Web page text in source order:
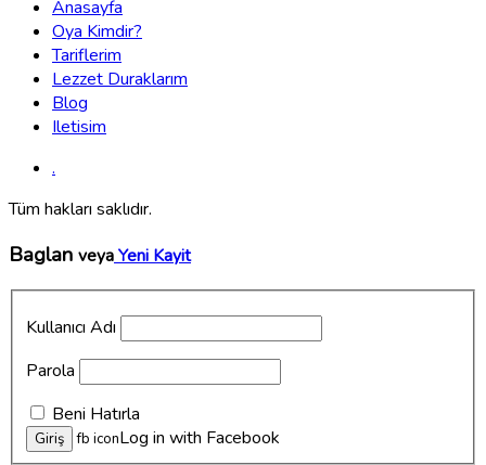
Anasayfa
Oya Kimdir?
Tariflerim
Lezzet Duraklarım
Blog
Iletisim
.
Tüm hakları saklıdır.
Baglan veyaYeni Kayit
Kullanıcı Adı
Parola
Beni Hatırla
fb iconLog in with Facebook